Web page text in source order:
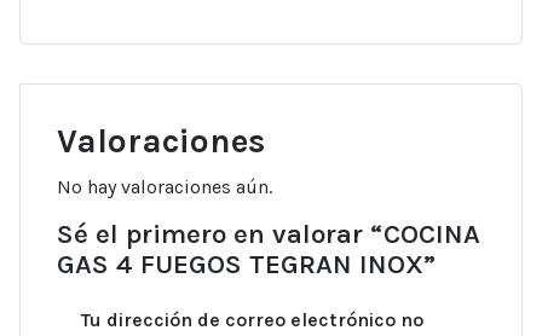
Valoraciones
No hay valoraciones aún.
Sé el primero en valorar “COCINA
GAS 4 FUEGOS TEGRAN INOX”
Tu dirección de correo electrónico no